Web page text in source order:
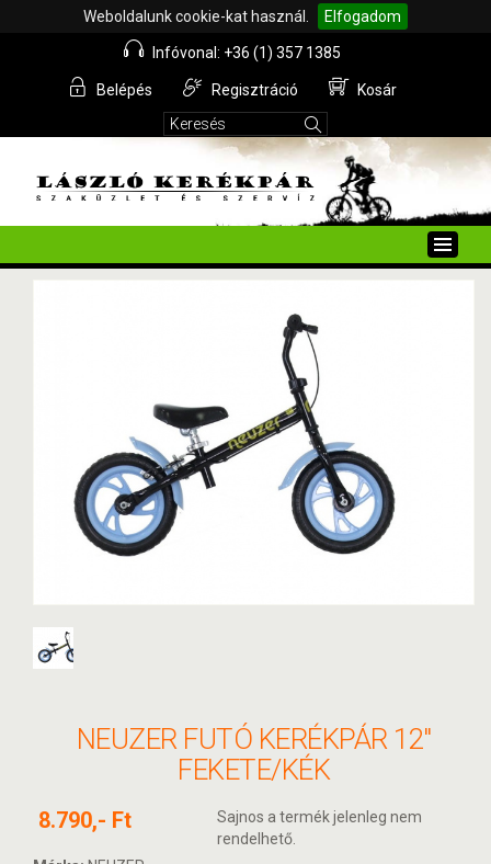
Weboldalunk cookie-kat használ. Elfogadom
Infóvonal: +36 (1) 357 1385
Belépés Regisztráció Kosár
Toggle
NEUZER FUTÓ KERÉKPÁR 12"
FEKETE/KÉK
8.790,- Ft
Sajnos a termék jelenleg nem
rendelhető.